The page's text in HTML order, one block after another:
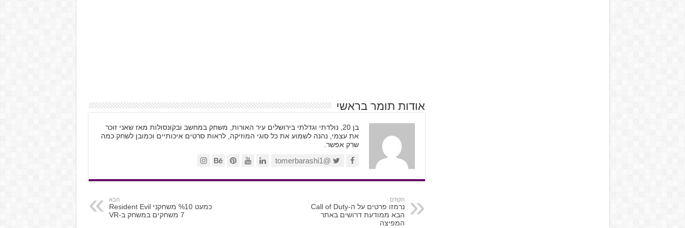
אודות תומר בראשי
בן 20, נולדתי וגדלתי בירושלים עיר האורות, משחק במחשב ובקונסולות מאז שאני זוכר
את עצמי, נהנה לשמוע את כל סוגי המוזיקה, לראות סרטים איכותיים וכמובן לשחק כמה
שרק אפשר.
@tomerbarashi1
הקודם
נרמזו פרטים על ה-Call of Duty
הבא ממודעת דרושים באתר
המפיצה
הבא
כמעט %10 משחקני Resident Evil
7 משחקים במשחק ב-VR